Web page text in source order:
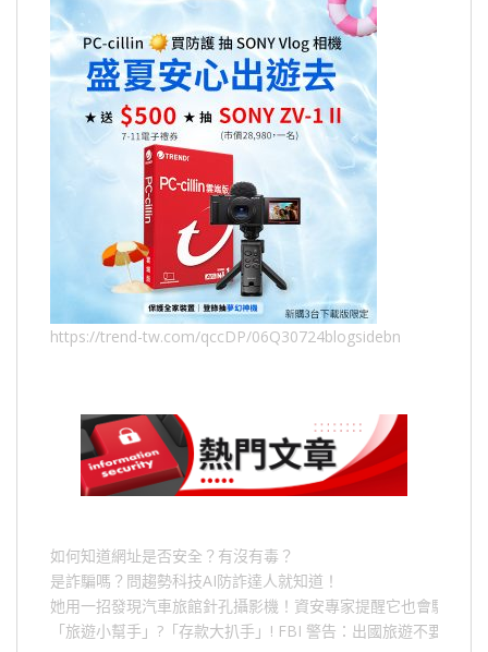
https://trend-tw.com/qccDP/06Q30724blogsidebn
如何知道網址是否安全？有沒有毒？
是詐騙嗎？問趨勢科技AI防詐達人就知道！
她用一招發現汽車旅館針孔攝影機！資安專家提醒它也會駭人成
「旅遊小幫手」 ? 「存款大扒手」 ! FBI 警告：出國旅遊不要做的